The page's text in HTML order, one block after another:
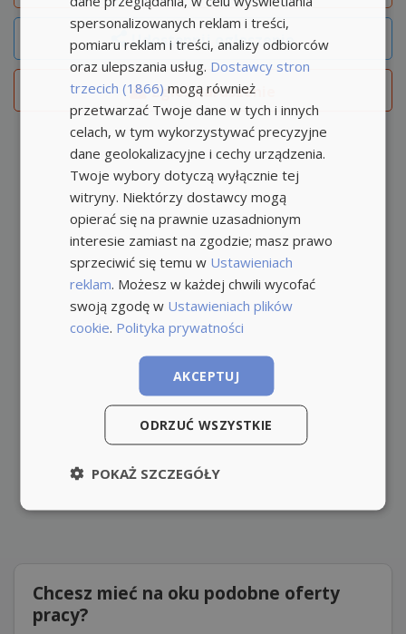
Udostępnij ogłoszenie
Zgłoś naruszenie
Chcesz mieć na oku podobne oferty
pracy?
spersonalizowanych reklam i treści,
pomiaru reklam i treści, analizy odbiorców
oraz ulepszania usług. Dostawcy stron
trzecich (1866) mogą również
przetwarzać Twoje dane w tych i innych
celach, w tym wykorzystywać precyzyjne
dane geolokalizacyjne i cechy urządzenia.
Twoje wybory dotyczą wyłącznie tej
witryny. Niektórzy dostawcy mogą
opierać się na prawnie uzasadnionym
interesie zamiast na zgodzie; masz prawo
sprzeciwić się temu w Ustawieniach
reklam. Możesz w każdej chwili wycofać
swoją zgodę w Ustawieniach plików
cookie. Polityka prywatności
AKCEPTUJ
ODRZUĆ WSZYSTKIE
POKAŻ SZCZEGÓŁY